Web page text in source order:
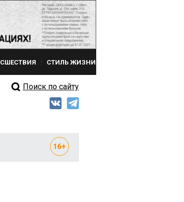
СТИЛЬ ЖИЗНИ
Поиск по сайту